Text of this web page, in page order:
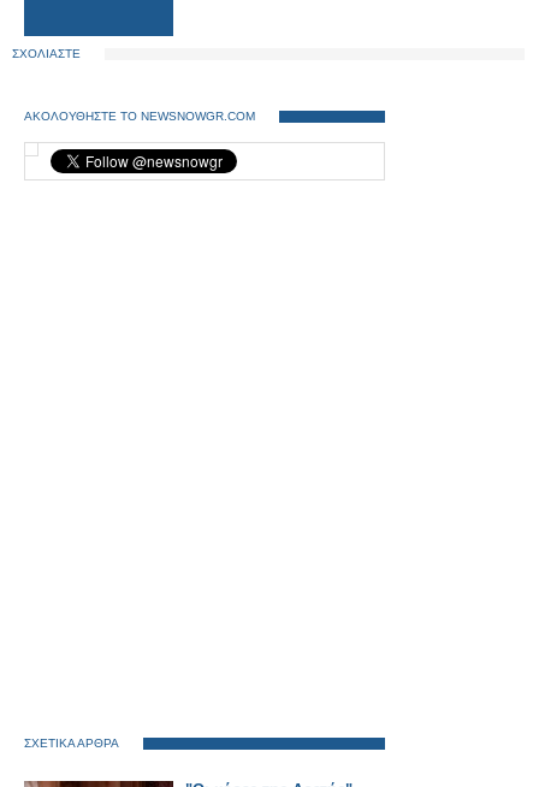
ΣΧΟΛΙΑΣΤΕ
ΑΚΟΛΟΥΘΗΣΤΕ ΤΟ NEWSNOWGR.COM
ΣΧΕΤΙΚΑ ΑΡΘΡΑ